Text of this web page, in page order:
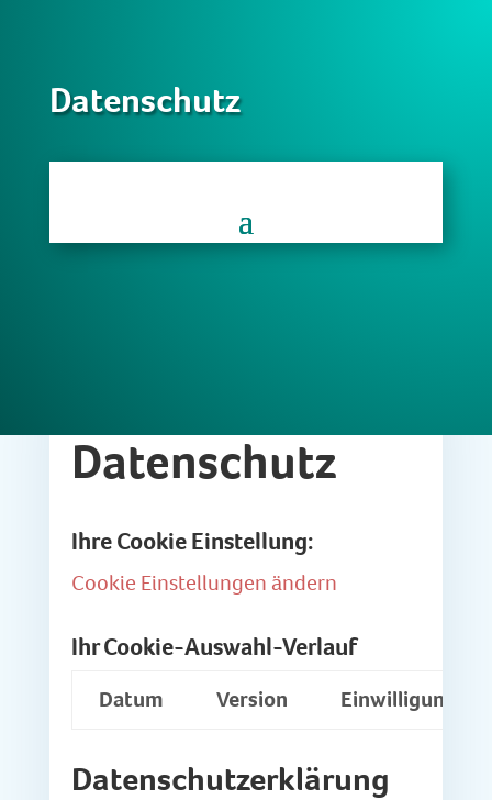
Daten­schutz
Daten­schutz
Ihre Cookie Einstellung:
Cookie Einstellungen ändern
Ihr Cookie-Auswahl-Verlauf
Datum Version Einwilligungen
Datenschutzerklärung